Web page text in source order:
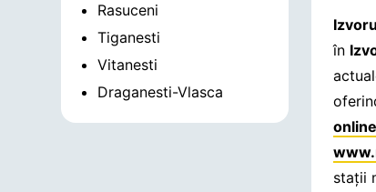
Rasuceni
Tiganesti
Vitanesti
Draganesti-Vlasca
în
stații